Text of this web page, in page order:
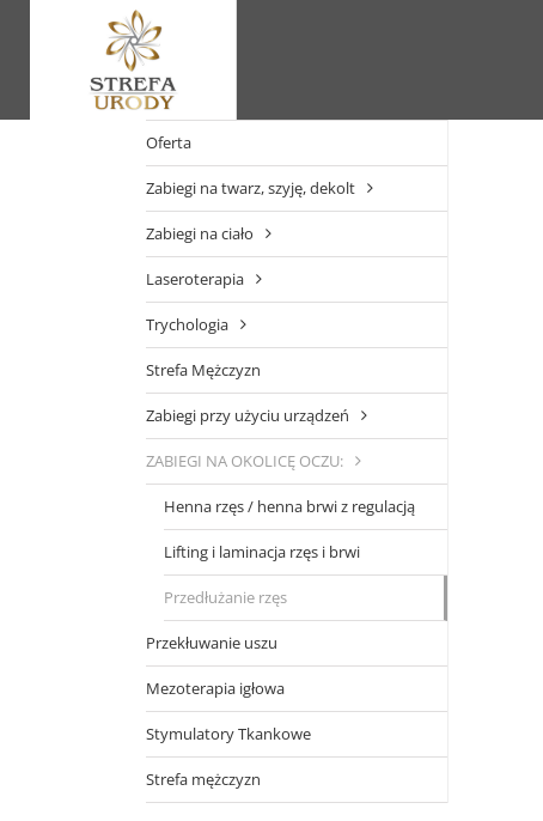
Oferta
Zabiegi na twarz, szyję, dekolt
Zabiegi na ciało
Laseroterapia
Trychologia
Strefa Mężczyzn
Zabiegi przy użyciu urządzeń
ZABIEGI NA OKOLICĘ OCZU:
Henna rzęs / henna brwi z regulacją
Lifting i laminacja rzęs i brwi
Przedłużanie rzęs
Przekłuwanie uszu
Mezoterapia igłowa
Stymulatory Tkankowe
Strefa mężczyzn